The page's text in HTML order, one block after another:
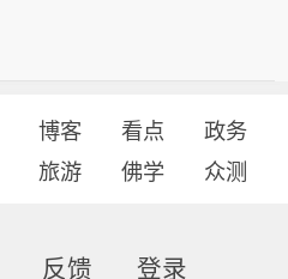
博客 看点
政务
旅游 佛学 众测
反馈 登录